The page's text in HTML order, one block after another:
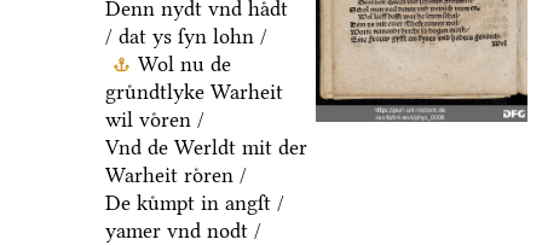
Denn nydt vnd haͤdt
/ dat ys ſyn lohn /
Wol nu de
gruͤndtlyke Warheit
wil voͤren /
Vnd de Werldt mit der
Warheit roͤren /
De kuͤmpt in angſt /
yamer vnd nodt /